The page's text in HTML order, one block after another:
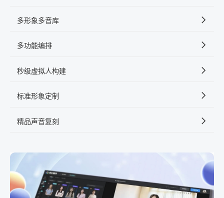
多形象多音库
多功能编排
秒级虚拟人构建
标准形象定制
精品声音复刻